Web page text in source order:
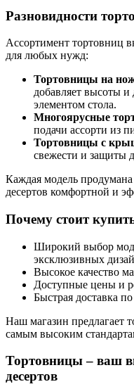
Разновидности
Ассортимент тортовниц
для любых нужд:
Тортовницы на
добавляет высоты и
элементом стола.
Многоярусные
подачи ассорти из
Тортовницы с
свежести и защиты
Каждая модель
десертов комфортной и
Почему стоит
Широкий выбор
эксклюзивных
Высокое качество
Доступные цены и
Быстрая доставка
Наш магазин предлагает
самым высоким
Тортовницы – ваш
десертов